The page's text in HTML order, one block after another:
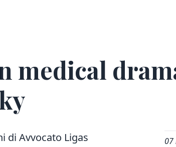
medical
di Avvocato Ligas
07